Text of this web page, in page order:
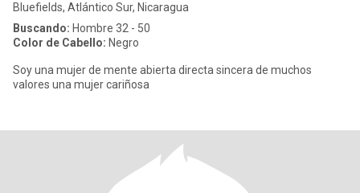
Bluefields, Atlántico Sur, Nicaragua
Buscando: Hombre 32 - 50
Color de Cabello: Negro
Soy una mujer de mente abierta directa sincera de muchos
valores una mujer cariñosa